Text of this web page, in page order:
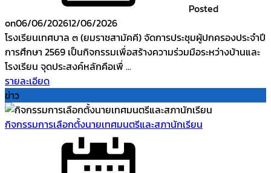
Posted
on06/06/202612/06/2026
โรงเรียนเทศบาล ๓ (ยมราชสามัคคี) จัดการประชุมผู้ปกครองประจำปี
การศึกษา 2569 เป็นกิจกรรมเพื่อสร้างความร่วมมือระหว่างบ้านและ
โรงเรียน จุดประสงค์หลักคือเพื่ ...
รายละเอียด
ข่าว
กิจกรรมการเลือกตั้งนายเทศมนตรีและสภานักเรียน